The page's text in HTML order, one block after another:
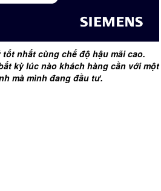
nhất cùng chế độ hậu mãi cao.
kỳ lúc nào khách hàng cần với một
mà mình đang đầu tư.